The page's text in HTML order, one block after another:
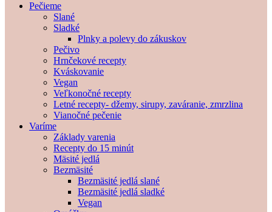
Pečieme
Slané
Sladké
Plnky a polevy do zákuskov
Pečivo
Hrnčekové recepty
Kváskovanie
Vegan
Veľkonočné recepty
Letné recepty- džemy, sirupy, zaváranie, zmrzlina
Vianočné pečenie
Varíme
Základy varenia
Recepty do 15 minút
Mäsité jedlá
Bezmäsité
Bezmäsité jedlá slané
Bezmäsité jedlá sladké
Vegan